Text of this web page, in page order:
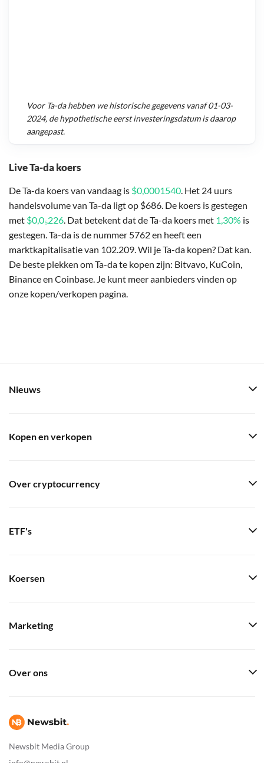
Live Ta-da koers
De Ta-da koers van vandaag is $0,0001540. Het 24 uurs
handelsvolume van Ta-da ligt op $686. De koers is gestegen
met $0,0₅226. Dat betekent dat de Ta-da koers met 1,30% is
gestegen. Ta-da is de nummer 5762 en heeft een
marktkapitalisatie van 102.209. Wil je Ta-da kopen? Dat kan.
De beste plekken om Ta-da te kopen zijn: Bitvavo, KuCoin,
Binance en Coinbase. Je kunt meer aanbieders vinden op
onze kopen/verkopen pagina.
Voor Ta-dahebben we historische gegevens vanaf01-03-
2024, de hypothetische eerst investeringsdatum is daarop
aangepast.
Newsbit Media Group
Nieuws
Kopen en verkopen
Over cryptocurrency
ETF's
Koersen
Marketing
Over ons